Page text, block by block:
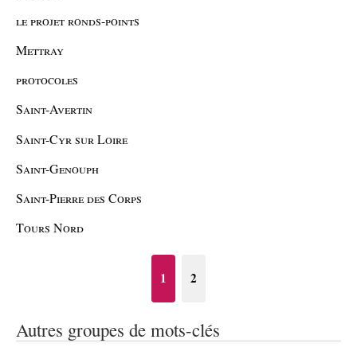
le projet ronds-points
Mettray
protocoles
Saint-Avertin
Saint-Cyr sur Loire
Saint-Genouph
Saint-Pierre des Corps
Tours Nord
1 2
Autres groupes de mots-clés